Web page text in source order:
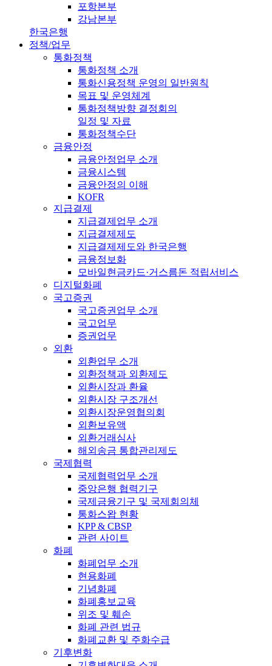
포항본부
강남본부
한국은행
정책/업무
통화정책
통화정책 소개
통화신용정책 운영의 일반원칙
목표 및 운영체계
통화정책방향 결정회의
일정 및 자료
통화정책수단
금융안정
금융안정업무 소개
금융시스템
금융안정의 이해
KOFR
지급결제
지급결제업무 소개
지급결제제도
지급결제제도와 한국은행
금융정보화
모바일현금카드·거스름돈 적립서비스
디지털화폐
국고증권
국고증권업무 소개
국고업무
증권업무
외환
외환업무 소개
외환정책과 외환제도
외환시장과 환율
외환시장 구조개선
외환시장운영협의회
외환보유액
외환거래심사
해외송금 통합관리제도
국제협력
국제협력업무 소개
중앙은행 협력기구
국제금융기구 및 국제회의체
통화스왑 현황
KPP & CBSP
관련 사이트
화폐
화폐업무 소개
현용화폐
기념화폐
화폐홍보교육
위조 및 훼손
화폐 관련 법규
화폐교환 및 주화수급
기후변화